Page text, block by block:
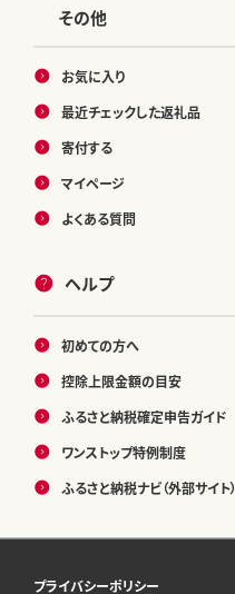
その他
お気に入り
最近チェックした返礼品
寄付する
マイページ
よくある質問
ヘルプ
初めての方へ
控除上限金額の目安
ふるさと納税確定申告ガイド
ワンストップ特例制度
ふるさと納税ナビ（外部サイト）
プライバシーポリシー